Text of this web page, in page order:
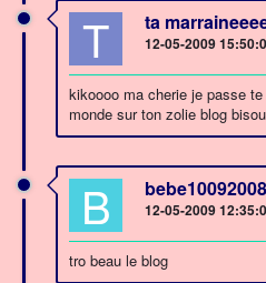
T ta
12-05-2009
kikoooo ma cherie je passe
monde sur ton zolie blog
B bebe10092008
12-05-2009
tro beau le blog